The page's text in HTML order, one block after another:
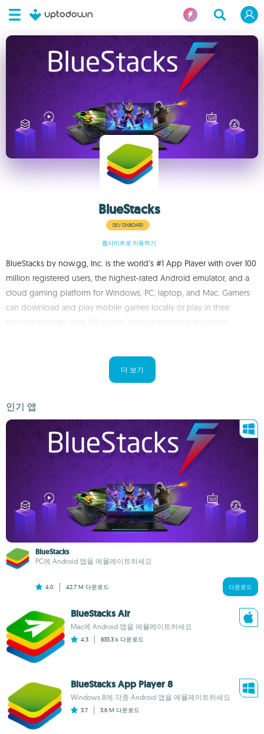
BlueStacks
DEV ONBOARD
웹사이트로 이동하기
BlueStacks by now.gg, Inc. is the world’s #1 App Player with over 100
million registered users, the highest-rated Android emulator, and a
cloud gaming platform for Windows, PC, laptop, and Mac. Gamers
can download and play mobile games locally or play in their
browser instantly with HD quality without worrying about the
BlueStacks App Player is built for gamers and offers superior
and gamepad. It also provides many customizable options so that
each user can play according to their preference. BlueStacks also
has an integrated gaming wallet for gamers to get offers, rewards,
and tokens for playing on the BlueStacks platform.
더 보기
인기 앱
BlueStacks
PC에 Android 앱을 에뮬레이트하세요
4.0 42.7 M 다운로드 다운로드
BlueStacks Air
Mac에 Android 앱을 에뮬레이트하세요
4.3 835.3 k 다운로드
BlueStacks App Player 8
Windows 8에 각종 Android 앱을 에뮬레이트하세요
3.7 3.6 M 다운로드